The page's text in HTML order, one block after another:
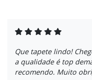
Que tapete lindo!
a qualidade é top
recomendo. Muito